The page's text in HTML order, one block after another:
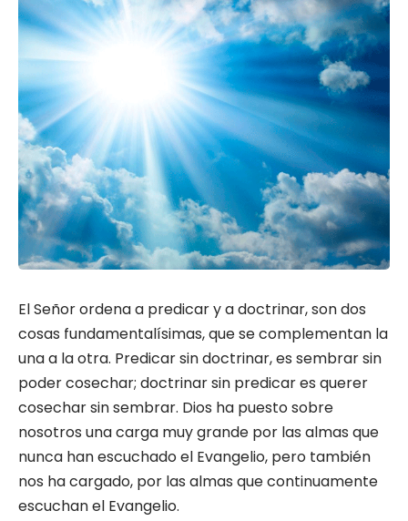
El Señor ordena a predicar y a doctrinar, son dos
cosas fundamentalísimas, que se complementan la
una a la otra. Predicar sin doctrinar, es sembrar sin
poder cosechar; doctrinar sin predicar es querer
cosechar sin sembrar. Dios ha puesto sobre
nosotros una carga muy grande por las almas que
nunca han escuchado el Evangelio, pero también
nos ha cargado, por las almas que continuamente
escuchan el Evangelio.